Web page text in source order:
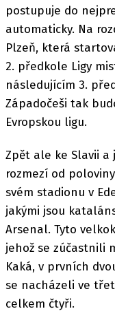
postupuje do
automaticky. Na
Plzeň, která
2. předkole Ligy
následujícím 3.
Západočeši tak
Evropskou ligu.
Zpět ale ke Slavii a
rozmezí od
svém stadionu v
jakými jsou
Arsenal. Tyto
jehož se zúčastnili
Kaká, v prvních
se nacházeli ve
celkem čtyři.